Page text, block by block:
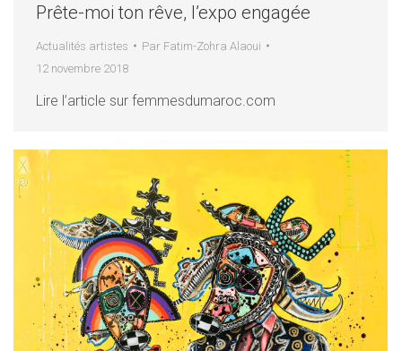
Prête-moi ton rêve, l’expo engagée
Actualités artistes Par Fatim-Zohra Alaoui
12 novembre 2018
Lire l’article sur femmesdumaroc.com